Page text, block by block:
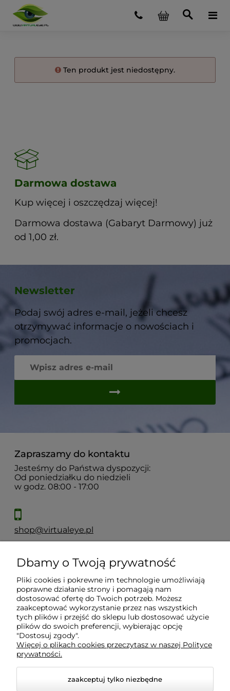
Ten produkt jest niedostępny.
Darmowa dostawa
Kup więcej i oszczędzaj więcej!
Darmowa dostawa (Gabaryt Darmowy) już
od 1,00 zł.
Newsletter
Podaj swój adres e-mail, jeżeli chcesz
otrzymywać informacje o nowościach i
promocjach.
Zapraszamy do kontaktu
Jesteśmy do Państwa dyspozycji:
Od poniedziałku do niedzieli
w godz. 08:00 - 17:00
shop@virtualeye.pl
Moje konto
Płatności i dostawa
Informacje
O nas
Dbamy o Twoją prywatność
Pliki cookies i pokrewne im technologie umożliwiają
poprawne działanie strony i pomagają nam
dostosować ofertę do Twoich potrzeb. Możesz
zaakceptować wykorzystanie przez nas wszystkich
tych plików i przejść do sklepu lub dostosować użycie
plików do swoich preferencji, wybierając opcję
"Dostosuj zgody".
Więcej o plikach cookies przeczytasz w naszej Polityce
prywatności.
zaakceptuj tylko niezbędne